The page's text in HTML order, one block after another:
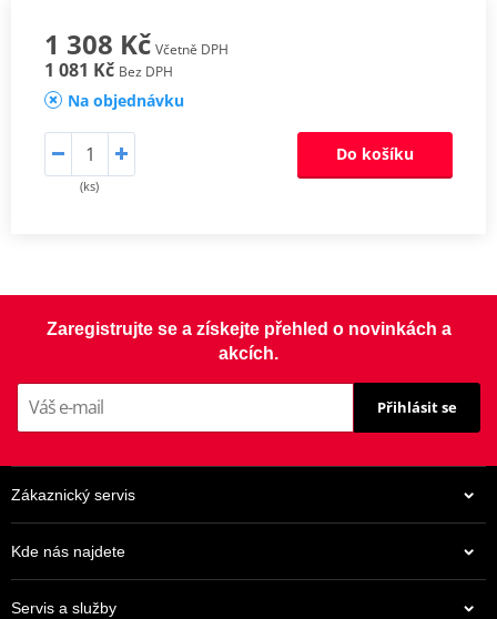
1 308 Kč Včetně DPH
1 081 Kč Bez DPH
Na objednávku
(ks)
Do košíku
Zaregistrujte se a získejte přehled o novinkách a
akcích.
Přihlásit se
Zákaznický servis
Kde nás najdete
Servis a služby